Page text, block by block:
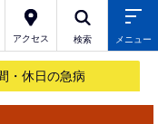
アクセス 検索 メニュー
・休日の急病